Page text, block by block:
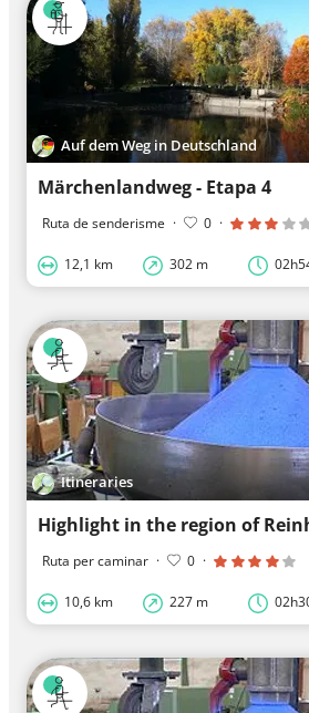
Auf dem Weg in Deutschland
Märchenlandweg - Etapa 4
Ruta de senderisme · 0 ·
12,1 km 302 m
Itineraries
Highlight in the region of
Ruta per caminar · 0 ·
10,6 km 227 m